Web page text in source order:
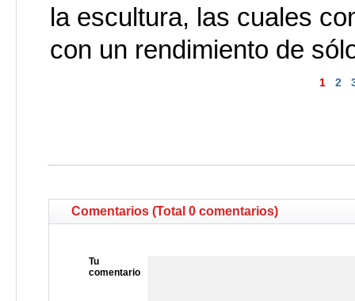
la escultura, las cuales
con un rendimiento de
1 2
Comentarios (Total 0 comentarios)
Tu
comentario